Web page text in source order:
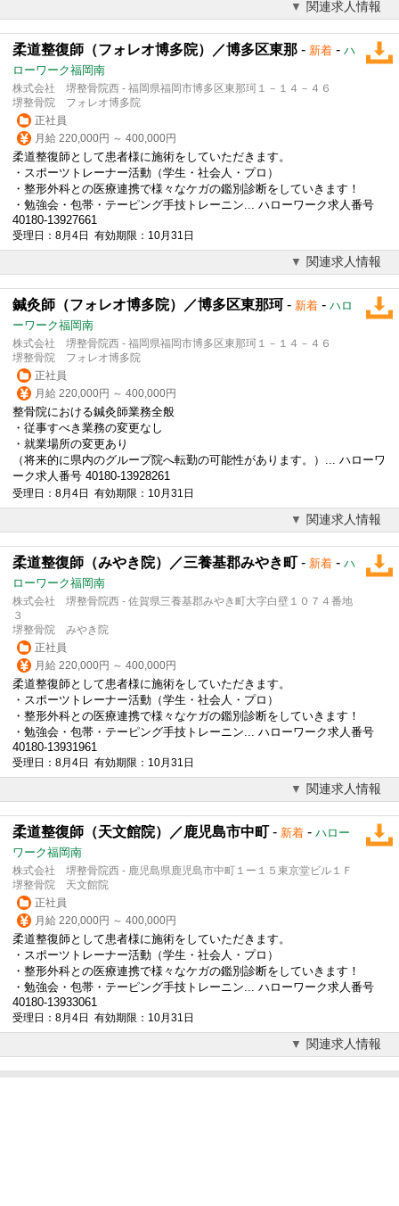
関連求人情報
柔道整復師（フォレオ博多院）／博多区東那 - 新着 - ハ
ローワーク福岡南
株式会社 堺整骨院西 - 福岡県福岡市博多区東那珂１－１４－４６
堺整骨院 フォレオ博多院
正社員
月給 220,000円 ～ 400,000円
柔道整復師として患者様に施術をしていただきます。
・スポーツトレーナー活動（学生・社会人・プロ）
・整形外科との医療連携で様々なケガの鑑別診断をしていきます！
・勉強会・包帯・テーピング手技トレーニン... ハローワーク求人番号
40180-13927661
受理日：8月4日 有効期限：10月31日
関連求人情報
鍼灸師（フォレオ博多院）／博多区東那珂 - 新着 - ハロ
ーワーク福岡南
株式会社 堺整骨院西 - 福岡県福岡市博多区東那珂１－１４－４６
堺整骨院 フォレオ博多院
正社員
月給 220,000円 ～ 400,000円
整骨院における鍼灸師業務全般
・従事すべき業務の変更なし
・就業場所の変更あり
（将来的に県内のグループ院へ転勤の可能性があります。）... ハローワ
ーク求人番号 40180-13928261
受理日：8月4日 有効期限：10月31日
関連求人情報
柔道整復師（みやき院）／三養基郡みやき町- 新着 - ハ
ローワーク福岡南
株式会社 堺整骨院西 - 佐賀県三養基郡みやき町大字白壁１０７４番地
３
堺整骨院 みやき院
正社員
月給 220,000円 ～ 400,000円
柔道整復師として患者様に施術をしていただきます。
・スポーツトレーナー活動（学生・社会人・プロ）
・整形外科との医療連携で様々なケガの鑑別診断をしていきます！
・勉強会・包帯・テーピング手技トレーニン... ハローワーク求人番号
40180-13931961
受理日：8月4日 有効期限：10月31日
関連求人情報
柔道整復師（天文館院）／鹿児島市中町- 新着 - ハロー
ワーク福岡南
株式会社 堺整骨院西 - 鹿児島県鹿児島市中町１ー１５東京堂ビル１Ｆ
堺整骨院 天文館院
正社員
月給 220,000円 ～ 400,000円
柔道整復師として患者様に施術をしていただきます。
・スポーツトレーナー活動（学生・社会人・プロ）
・整形外科との医療連携で様々なケガの鑑別診断をしていきます！
・勉強会・包帯・テーピング手技トレーニン... ハローワーク求人番号
40180-13933061
受理日：8月4日 有効期限：10月31日
関連求人情報